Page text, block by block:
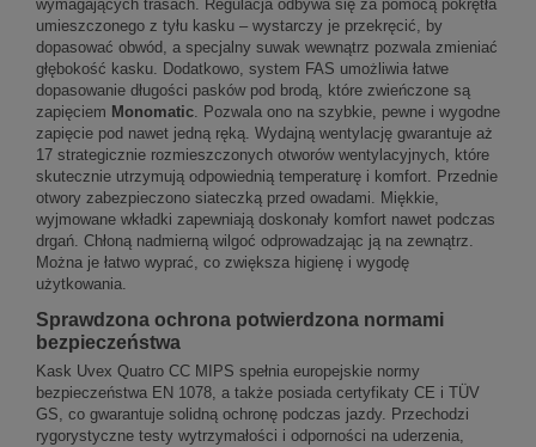
wymagających trasach. Regulacja odbywa się za pomocą pokrętła
umieszczonego z tyłu kasku – wystarczy je przekręcić, by
dopasować obwód, a specjalny suwak wewnątrz pozwala zmieniać
głębokość kasku. Dodatkowo, system FAS umożliwia łatwe
dopasowanie długości pasków pod brodą, które zwieńczone są
zapięciem Monomatic. Pozwala ono na szybkie, pewne i wygodne
zapięcie pod nawet jedną ręką. Wydajną wentylację gwarantuje aż
17 strategicznie rozmieszczonych otworów wentylacyjnych, które
skutecznie utrzymują odpowiednią temperaturę i komfort. Przednie
otwory zabezpieczono siateczką przed owadami. Miękkie,
wyjmowane wkładki zapewniają doskonały komfort nawet podczas
drgań. Chłoną nadmierną wilgoć odprowadzając ją na zewnątrz.
Można je łatwo wyprać, co zwiększa higienę i wygodę
użytkowania.
Sprawdzona ochrona potwierdzona normami
bezpieczeństwa
Kask Uvex Quatro CC MIPS spełnia europejskie normy
bezpieczeństwa EN 1078, a także posiada certyfikaty CE i TÜV
GS, co gwarantuje solidną ochronę podczas jazdy. Przechodzi
rygorystyczne testy wytrzymałości i odporności na uderzenia,